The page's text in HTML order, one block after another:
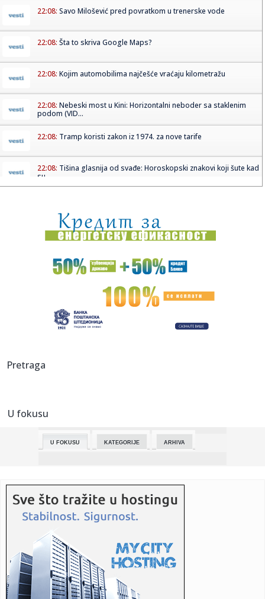
22:08: Savo Milošević pred povratkom u trenerske vode
22:08: Šta to skriva Google Maps?
22:08: Kojim automobilima najčešće vraćaju kilometražu
22:08: Nebeski most u Kini: Horizontalni neboder sa staklenim
podom (VID...
22:08: Tramp koristi zakon iz 1974. za nove tarife
22:08: Tišina glasnija od svađe: Horoskopski znakovi koji šute kad
su...
22:02:Inicijativa za vakcinaciju protiv bjesnila u Republici Srpskoj
22:02:Iran poručio: Nećemo razvijati nuklearno oružje
Zelenski traži jasan rok, Fon der Lajen poručuje: Datum je
21:55:Počinje prvo polufinale "Pesme za Evroviziju"! Ko je vaš
21:51:
21:48:
ATLETIKO LAKO DO POBEDE: Stankovićev Briž nije pao bez
21:46:Snažnija podrška boračkoj populaciji na području Novog
Sada
21:46:Anastasija i Nemanja Gudelj u šetnji Seviljom: Svi im gledaju
21:45:Novi medicinski tim Vojske Srbije upućen u mirovnu
operaciju u S...
Pretraga
U fokusu
U FOKUSU KATEGORIJE ARHIVA